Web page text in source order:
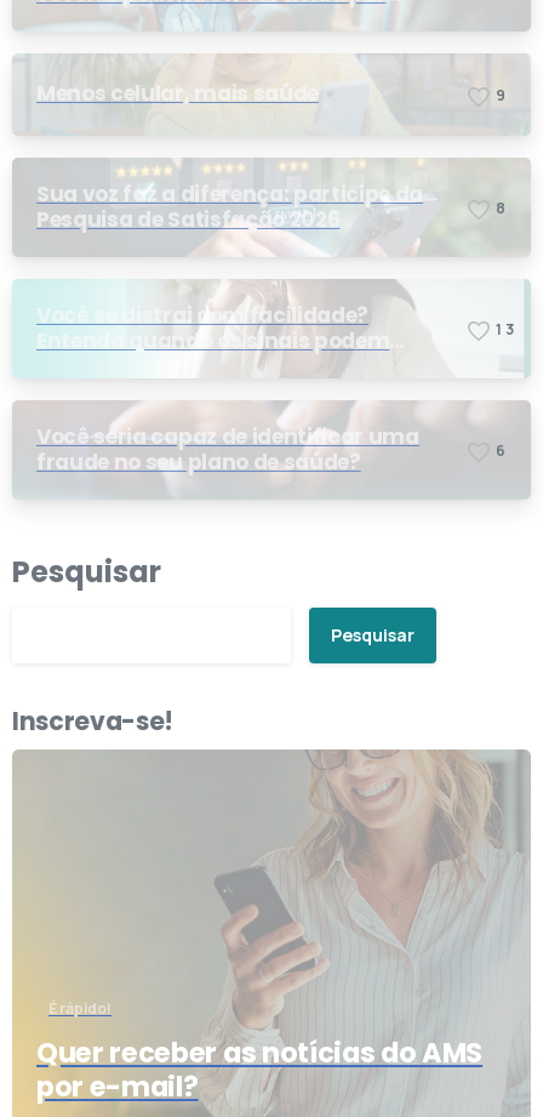
telemedicina?
Menos celular, mais saúde 9
Sua voz faz a diferença: participe da
Pesquisa de Satisfação 2026
8
Você se distrai com facilidade?
Entenda quando os sinais podem
1 3
Você seria capaz de identificar uma
fraude no seu plano de saúde?
6
Pesquisar
Pesquisar
Inscreva-se!
É rápido!
Quer receber as notícias do AMS
por e-mail?